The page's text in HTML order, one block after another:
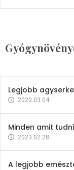
Gyógynövények
Mindent a
2023.12.21.
Legjobb
2023.03.04.
Minden amit
2023.02.28.
A legjobb